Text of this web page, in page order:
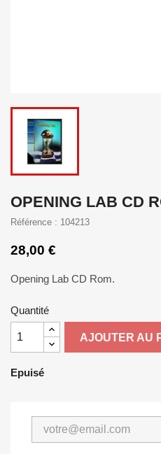
OPENING LAB CD
Référence : 104213
28,00 €
Opening Lab CD Rom.
Quantité
AJOUTER AU
Epuisé